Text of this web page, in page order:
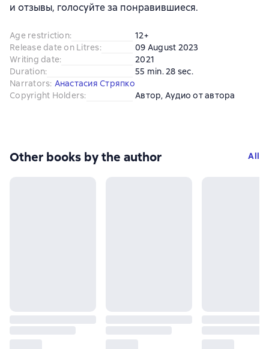
и отзывы, голосуйте за понравившиеся.
Age restriction:
12+
Release date on Litres:
09 August 2023
Writing date:
2021
Duration:
55 min. 28 sec.
Narrators: Анастасия Стряпко
Copyright Holders: Автор, Аудио от автора
Other books by the author All